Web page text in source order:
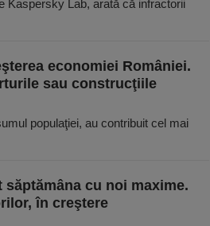
Kaspersky Lab, arată că infractorii
economiei României.
sau construcţiile
populaţiei, au contribuit cel mai
săptămâna cu noi maxime.
în creştere